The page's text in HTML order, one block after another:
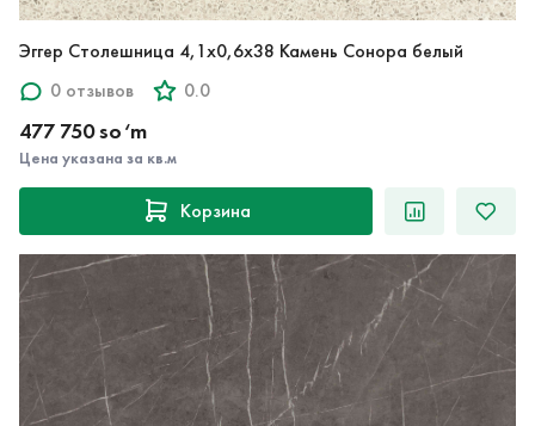
Эггер Столешница 4,1х0,6х38 Камень Сонора белый
0 отзывов
0.0
477 750 so‘m
Цена указана за кв.м